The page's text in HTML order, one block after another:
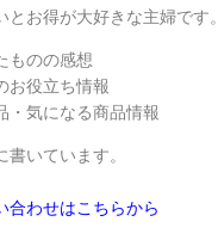
とお得が大好きな主婦です。
ものの感想
お役立ち情報
・気になる商品情報
書いています。
合わせはこちらから